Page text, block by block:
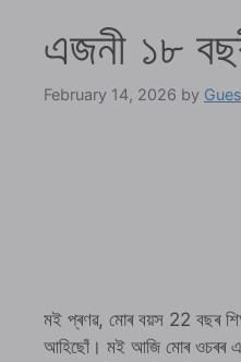
এজনী ১৮
February 14, 2026 by
মই প্ৰণৱ, মোৰ বয়স 22 বছৰ
আহিছোঁ। মই আজি মোৰ ওচৰৰ